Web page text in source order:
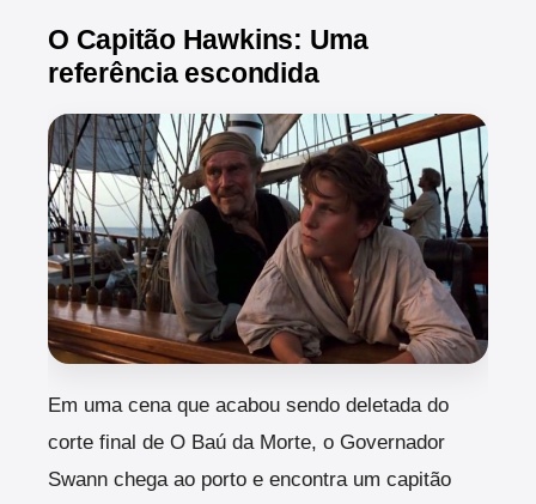
O Capitão Hawkins: Uma
referência escondida
Em uma cena que acabou sendo deletada do
corte final de O Baú da Morte, o Governador
Swann chega ao porto e encontra um capitão